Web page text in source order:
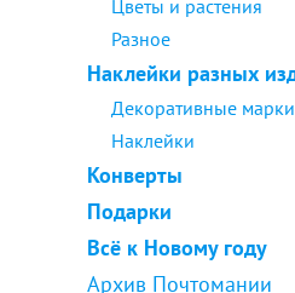
Цветы и растения
Разное
Наклейки разных
Декоративные марки
Наклейки
Конверты
Подарки
Всё к Новому году
Архив Почтомании